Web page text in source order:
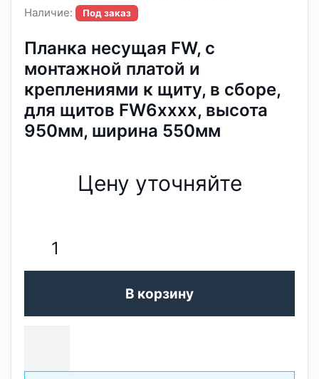
Наличие:
Под заказ
Планка несущая FW, с
монтажной платой и
креплениями к щиту, в сборе,
для щитов FW6xxxx, высота
950мм, ширина 550мм
Цену уточняйте
В корзину